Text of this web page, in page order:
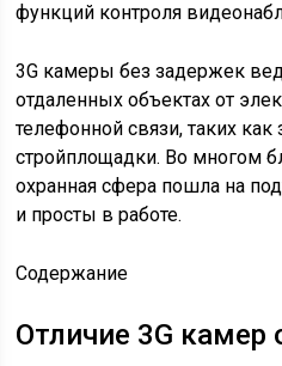
функций контроля
3G камеры без задержек
отдаленных объектах от
телефонной связи, таких как
стройплощадки. Во многом
охранная сфера пошла на
и просты в работе.
Содержание
Отличие 3G камер